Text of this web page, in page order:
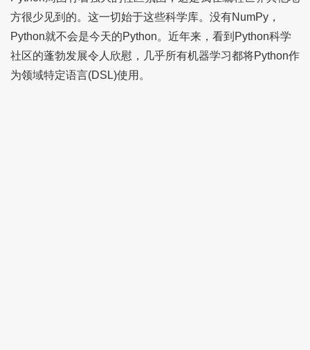
方很少见到的。这一切始于这些科学库。没有NumPy，
Python就不会是今天的Python。近年来，看到Python科学
社区的蓬勃发展令人欣慰，几乎所有机器学习都将Python作
为领域特定语言(DSL)使用。